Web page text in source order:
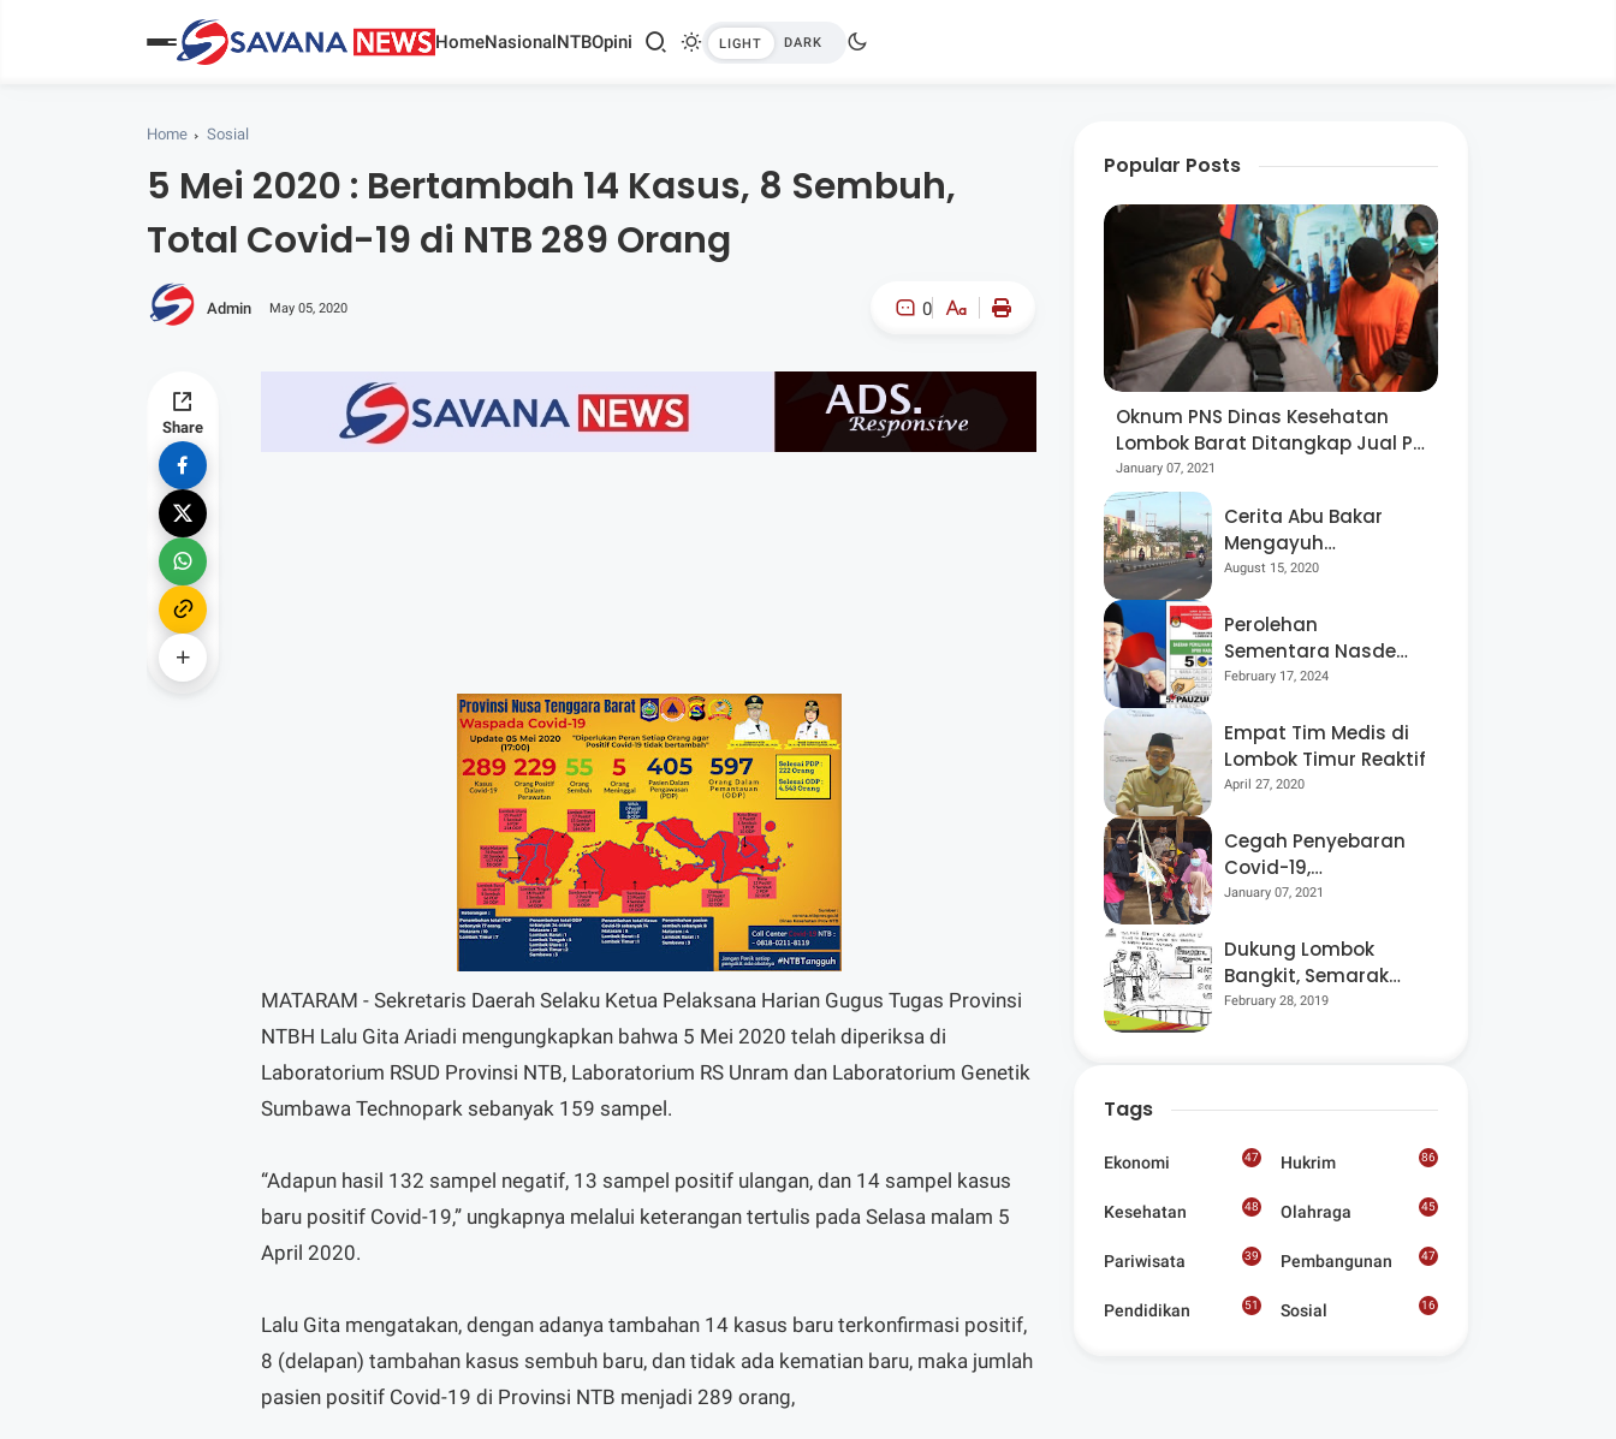
HomeNasionalNTBOpini
Home Sosial
5 Mei 2020 : Bertambah 14 Kasus, 8 Sembuh,
Total Covid-19 di NTB 289 Orang
Admin May 05, 2020 0
A-
Share
MATARAM - Sekretaris Daerah Selaku Ketua Pelaksana Harian Gugus Tugas Provinsi
NTBH Lalu Gita Ariadi mengungkapkan bahwa 5 Mei 2020 telah diperiksa di
Laboratorium RSUD Provinsi NTB, Laboratorium RS Unram dan Laboratorium Genetik
Sumbawa Technopark sebanyak 159 sampel.
“Adapun hasil 132 sampel negatif, 13 sampel positif ulangan, dan 14 sampel kasus
baru positif Covid-19,” ungkapnya melalui keterangan tertulis pada Selasa malam 5
April 2020.
Lalu Gita mengatakan, dengan adanya tambahan 14 kasus baru terkonfirmasi positif,
8 (delapan) tambahan kasus sembuh baru, dan tidak ada kematian baru, maka jumlah
pasien positif Covid-19 di Provinsi NTB menjadi 289 orang,
Popular Posts
Oknum PNS Dinas Kesehatan
Lombok Barat Ditangkap Jual Pil
Ekstasi
January 07, 2021
Cerita Abu Bakar
Mengayuh
Sepedanya Selama
Menggelorakan
Kemerdekaan
August 15, 2020
Perolehan
Sementara Nasdem
Lobar Tertinggi,
Berpeluang “Rebut”
Kursi Dapil 3
February 17, 2024
Empat Tim Medis di
Lombok Timur Reaktif
April 27, 2020
Cegah Penyebaran
Covid-19,
Bhabinkamtibmas
Kegiatan Posyandu
January 07, 2021
Dukung Lombok
Bangkit, Semarak
Pesta Rakyat
Seniman Di Lombok
February 28, 2019
Tags
Ekonomi 47 Hukrim 86
Kesehatan 48 Olahraga 45
Pariwisata 39 Pembangunan 47
Pendidikan 51 Sosial
16